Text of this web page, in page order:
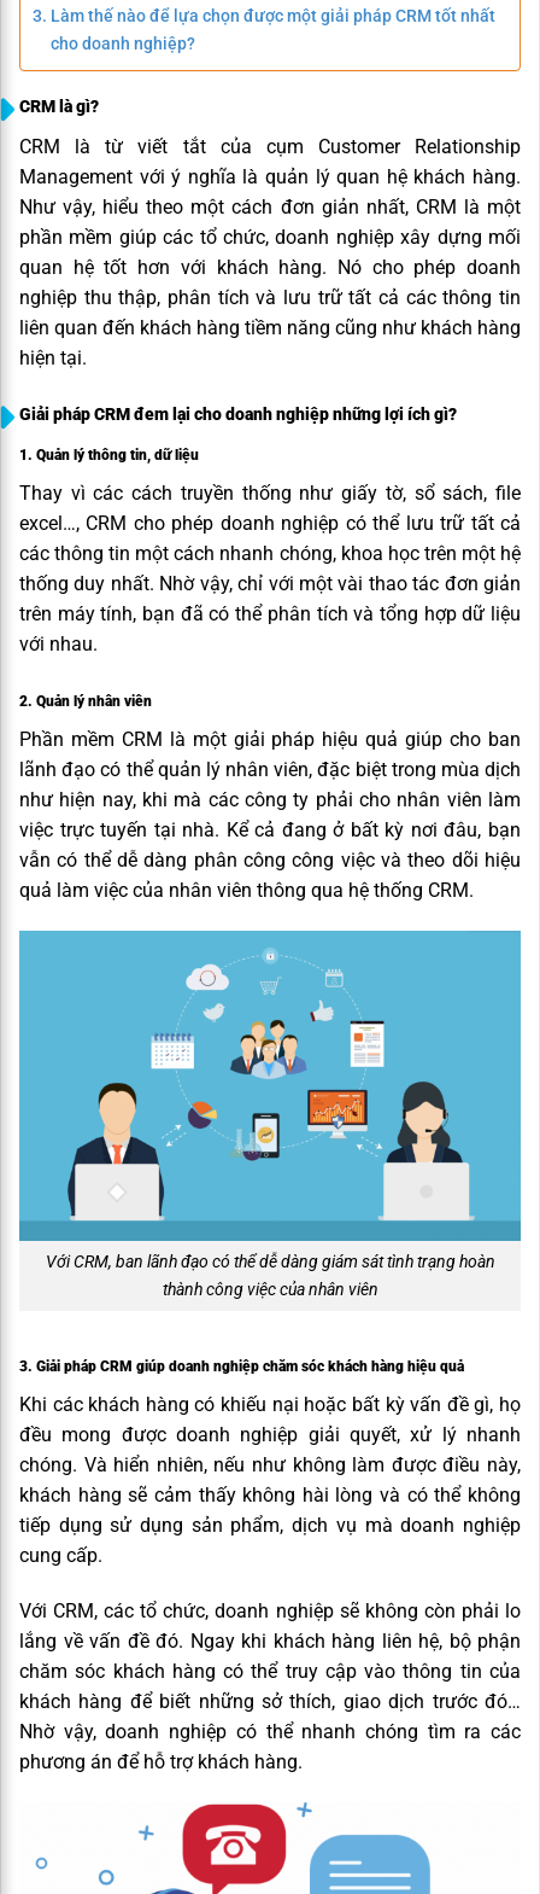
Làm thế nào để lựa chọn được một giải pháp CRM tốt nhất
cho doanh nghiệp?
CRM là gì?
CRM là từ viết tắt của cụm Customer Relationship
Management với ý nghĩa là quản lý quan hệ khách hàng.
Như vậy, hiểu theo một cách đơn giản nhất, CRM là một
phần mềm giúp các tổ chức, doanh nghiệp xây dựng mối
quan hệ tốt hơn với khách hàng. Nó cho phép doanh
nghiệp thu thập, phân tích và lưu trữ tất cả các thông tin
liên quan đến khách hàng tiềm năng cũng như khách hàng
hiện tại.
Giải pháp CRM đem lại cho doanh nghiệp những lợi ích gì?
1. Quản lý thông tin, dữ liệu
Thay vì các cách truyền thống như giấy tờ, sổ sách, file
excel…, CRM cho phép doanh nghiệp có thể lưu trữ tất cả
các thông tin một cách nhanh chóng, khoa học trên một hệ
thống duy nhất. Nhờ vậy, chỉ với một vài thao tác đơn giản
trên máy tính, bạn đã có thể phân tích và tổng hợp dữ liệu
với nhau.
2. Quản lý nhân viên
Phần mềm CRM là một giải pháp hiệu quả giúp cho ban
lãnh đạo có thể quản lý nhân viên, đặc biệt trong mùa dịch
như hiện nay, khi mà các công ty phải cho nhân viên làm
việc trực tuyến tại nhà. Kể cả đang ở bất kỳ nơi đâu, bạn
vẫn có thể dễ dàng phân công công việc và theo dõi hiệu
quả làm việc của nhân viên thông qua hệ thống CRM.
Với CRM, ban lãnh đạo có thể dễ dàng giám sát tình trạng hoàn
thành công việc của nhân viên
3. Giải pháp CRM giúp doanh nghiệp chăm sóc khách hàng hiệu quả
Khi các khách hàng có khiếu nại hoặc bất kỳ vấn đề gì, họ
đều mong được doanh nghiệp giải quyết, xử lý nhanh
chóng. Và hiển nhiên, nếu như không làm được điều này,
khách hàng sẽ cảm thấy không hài lòng và có thể không
tiếp dụng sử dụng sản phẩm, dịch vụ mà doanh nghiệp
cung cấp.
Với CRM, các tổ chức, doanh nghiệp sẽ không còn phải lo
lắng về vấn đề đó. Ngay khi khách hàng liên hệ, bộ phận
chăm sóc khách hàng có thể truy cập vào thông tin của
khách hàng để biết những sở thích, giao dịch trước đó…
Nhờ vậy, doanh nghiệp có thể nhanh chóng tìm ra các
phương án để hỗ trợ khách hàng.